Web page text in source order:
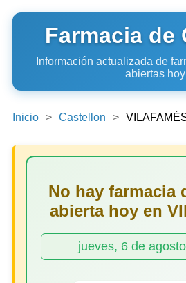
Farmacia de
Información actualizada de
abiertas hoy
Inicio Castellon
No hay farmacia
abierta hoy en
jueves, 6 de